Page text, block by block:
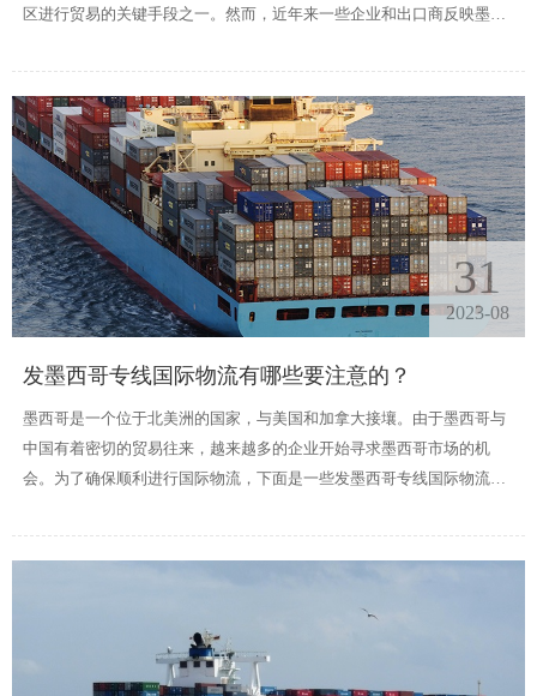
区进行贸易的关键手段之一。然而，近年来一些企业和出口商反映墨西
31
2023-08
发墨西哥专线国际物流有哪些要注意的？
墨西哥是一个位于北美洲的国家，与美国和加拿大接壤。由于墨西哥与
中国有着密切的贸易往来，越来越多的企业开始寻求墨西哥市场的机
会。为了确保顺利进行国际物流，下面是一些发墨西哥专线国际物流需